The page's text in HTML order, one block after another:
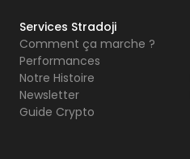
Services Stradoji
Comment ça marche ?
Performances
Notre Histoire
Newsletter
Guide Crypto